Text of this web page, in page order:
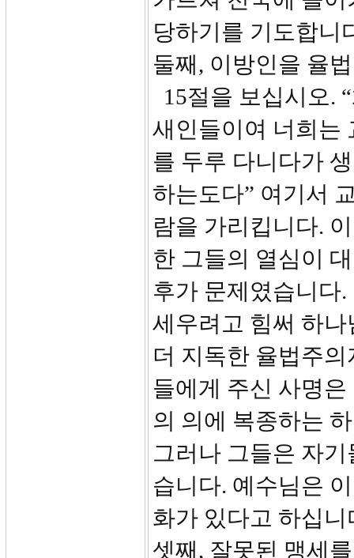
당하기를 기도합니
둘째, 이방인을 율
15절을 보십시오.
새인들이여 너희는
를 두루 다니다가
하는도다” 여기서
람을 가리킵니다.
한 그들의 열심이
후가 문제였습니다
세우려고 힘써 하
더 지독한 율법주
들에게 주신 사명
의 의에 복종하는
그러나 그들은 자
습니다. 예수님은
화가 있다고 하십니
셋째, 잘못된 맹세